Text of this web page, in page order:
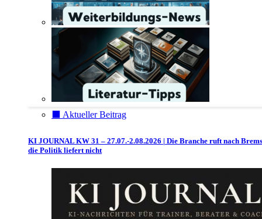
⬛️ Aktueller Beitrag
KI JOURNAL KW 31 – 27.07.-2.08.2026 | Die Branche ruft nach
die Politik liefert nicht